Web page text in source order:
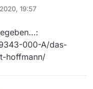
Sendung
von Kurt
irgendeinen Link zu
- bei Arte immer
19:57
000-A/das-
hoffmann/